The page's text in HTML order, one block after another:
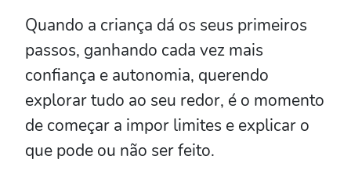
Quando a criança dá os seus primeiros
passos, ganhando cada vez mais
confiança e autonomia, querendo
explorar tudo ao seu redor, é o momento
de começar a impor limites e explicar o
que pode ou não ser feito.